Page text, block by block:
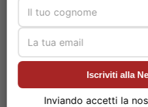
Iscriviti alla
Inviando accetti la